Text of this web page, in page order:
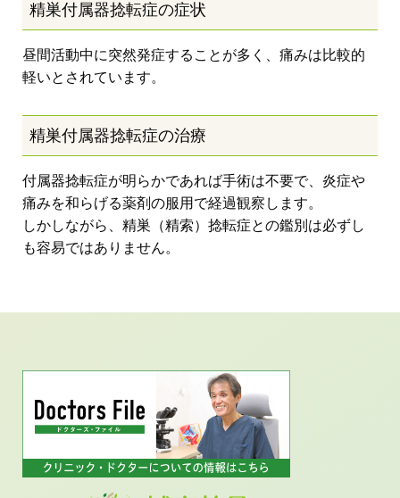
精巣付属器捻転症の症状
昼間活動中に突然発症することが多く、痛みは比較的
軽いとされています。
精巣付属器捻転症の治療
付属器捻転症が明らかであれば手術は不要で、炎症や
痛みを和らげる薬剤の服用で経過観察します。
しかしながら、精巣（精索）捻転症との鑑別は必ずし
も容易ではありません。